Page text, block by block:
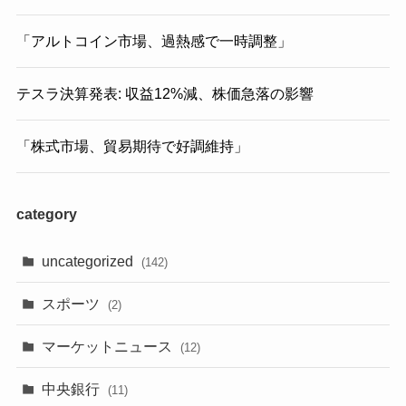
「アルトコイン市場、過熱感で一時調整」
テスラ決算発表: 収益12%減、株価急落の影響
「株式市場、貿易期待で好調維持」
category
uncategorized (142)
スポーツ (2)
マーケットニュース (12)
中央銀行 (11)